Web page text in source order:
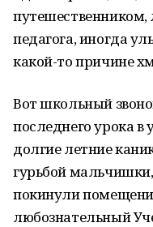
путешественником,
педагога, иногда
какой-то причине
Вот школьный
последнего урока в
долгие летние
гурьбой
покинули
любознательный